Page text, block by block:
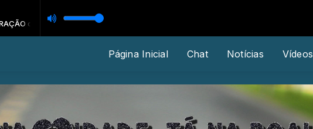
com SIDNEY MANTOAN E TONICO ALVES
Página Inicial Chat Notícias Vídeos